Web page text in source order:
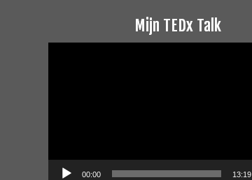
Mijn TEDx Talk
00:00 13:19